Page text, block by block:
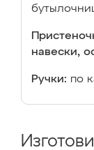
навески,
Ручки: по